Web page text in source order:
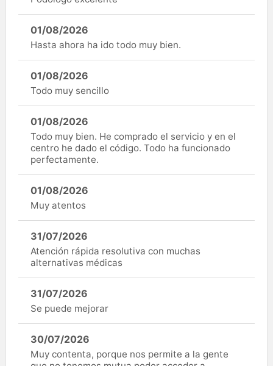
01/08/2026
Hasta ahora ha ido todo muy bien.
01/08/2026
Todo muy sencillo
01/08/2026
Todo muy bien. He comprado el servicio y en el
centro he dado el código. Todo ha funcionado
perfectamente.
01/08/2026
Muy atentos
31/07/2026
Atención rápida resolutiva con muchas
alternativas médicas
31/07/2026
Se puede mejorar
30/07/2026
Muy contenta, porque nos permite a la gente